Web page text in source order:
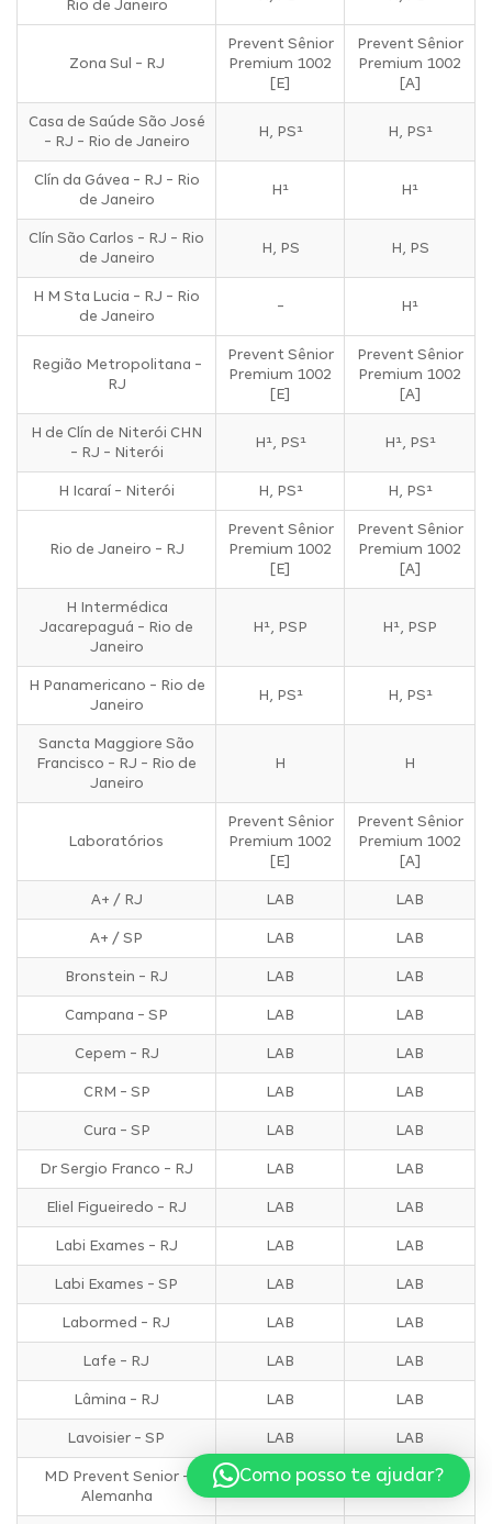
Rio de Janeiro
Zona Sul - RJ
Prevent Sênior
Premium 1002
[E]
Prevent Sênior
Premium 1002
[A]
Casa de Saúde São José
- RJ - Rio de Janeiro
H, PS¹ H, PS¹
Clín da Gávea - RJ - Rio
de Janeiro
H¹ H¹
Clín São Carlos - RJ - Rio
de Janeiro
H, PS H, PS
H M Sta Lucia - RJ - Rio
de Janeiro
- H¹
Região Metropolitana -
RJ
Prevent Sênior
Premium 1002
[E]
Prevent Sênior
Premium 1002
[A]
H de Clín de Niterói CHN
- RJ - Niterói
H¹, PS¹ H¹, PS¹
H Icaraí - Niterói H, PS¹ H, PS¹
Rio de Janeiro - RJ
Prevent Sênior
Premium 1002
[E]
Prevent Sênior
Premium 1002
[A]
H Intermédica
Jacarepaguá - Rio de
Janeiro
H¹, PSP H¹, PSP
H Panamericano - Rio de
Janeiro
H, PS¹ H, PS¹
Sancta Maggiore São
Francisco - RJ - Rio de
Janeiro
H H
Laboratórios
Prevent Sênior
Premium 1002
[E]
Prevent Sênior
Premium 1002
[A]
A+ / RJ LAB LAB
A+ / SP LAB LAB
Bronstein - RJ LAB LAB
Campana - SP LAB LAB
Cepem - RJ LAB LAB
CRM - SP LAB LAB
Cura - SP LAB LAB
Dr Sergio Franco - RJ LAB LAB
Eliel Figueiredo - RJ LAB LAB
Labi Exames - RJ LAB LAB
Labi Exames - SP LAB LAB
Labormed - RJ LAB LAB
Lafe - RJ LAB LAB
Lâmina - RJ LAB LAB
Lavoisier - SP LAB LAB
MD Prevent Senior -
Alemanha
LAB LAB
Como posso te ajudar?